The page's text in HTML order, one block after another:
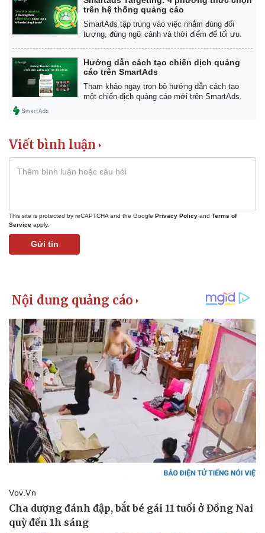
Bóng đá
Lịch thi đấu bóng đá
Ô tô
trên hệ thống quảng cáo
SmartAds tập trung vào việc nhắm đúng đối
tượng, đúng ngữ cảnh và thời điểm để tối ưu.
Hướng dẫn cách tạo chiến dịch quảng
cáo trên SmartAds
Tham khảo ngay trọn bộ hướng dẫn cách tạo
một chiến dịch quảng cáo mới trên SmartAds.
Viết bình luận
This site is protected by reCAPTCHA and the Google Privacy Policy and Terms of
Service apply.
Gửi tin